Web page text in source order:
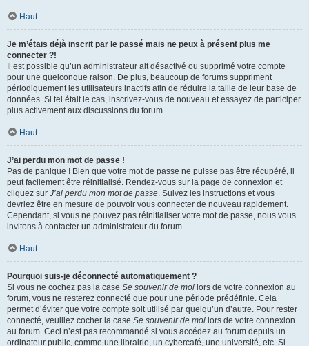
Haut
Je m’étais déjà inscrit par le passé mais ne peux à présent plus me
connecter ?!
Il est possible qu’un administrateur ait désactivé ou supprimé votre compte
pour une quelconque raison. De plus, beaucoup de forums suppriment
périodiquement les utilisateurs inactifs afin de réduire la taille de leur base de
données. Si tel était le cas, inscrivez-vous de nouveau et essayez de participer
plus activement aux discussions du forum.
Haut
J’ai perdu mon mot de passe !
Pas de panique ! Bien que votre mot de passe ne puisse pas être récupéré, il
peut facilement être réinitialisé. Rendez-vous sur la page de connexion et
cliquez sur J’ai perdu mon mot de passe. Suivez les instructions et vous
devriez être en mesure de pouvoir vous connecter de nouveau rapidement.
Cependant, si vous ne pouvez pas réinitialiser votre mot de passe, nous vous
invitons à contacter un administrateur du forum.
Haut
Pourquoi suis-je déconnecté automatiquement ?
Si vous ne cochez pas la case Se souvenir de moi lors de votre connexion au
forum, vous ne resterez connecté que pour une période prédéfinie. Cela
permet d’éviter que votre compte soit utilisé par quelqu’un d’autre. Pour rester
connecté, veuillez cocher la case Se souvenir de moi lors de votre connexion
au forum. Ceci n’est pas recommandé si vous accédez au forum depuis un
ordinateur public, comme une librairie, un cybercafé, une université, etc. Si